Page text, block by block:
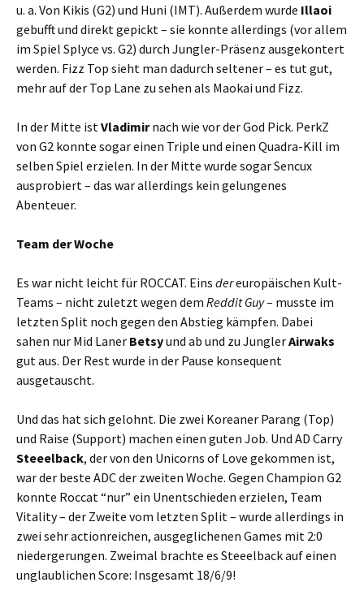
u. a. Von Kikis (G2) und Huni (IMT). Außerdem wurde Illaoi
gebufft und direkt gepickt – sie konnte allerdings (vor allem
im Spiel Splyce vs. G2) durch Jungler-Präsenz ausgekontert
werden. Fizz Top sieht man dadurch seltener – es tut gut,
mehr auf der Top Lane zu sehen als Maokai und Fizz.
In der Mitte ist Vladimirnach wie vor der God Pick. PerkZ
von G2 konnte sogar einen Triple und einen Quadra-Kill im
selben Spiel erzielen. In der Mitte wurde sogar Sencux
ausprobiert – das war allerdings kein gelungenes
Abenteuer.
Team der Woche
Es war nicht leicht für ROCCAT. Eins dereuropäischen Kult-
Teams – nicht zuletzt wegen dem Reddit Guy– musste im
letzten Split noch gegen den Abstieg kämpfen. Dabei
sahen nur Mid Laner Betsyund ab und zu JunglerAirwaks
gut aus. Der Rest wurde in der Pause konsequent
ausgetauscht.
Und das hat sich gelohnt. Die zwei Koreaner Parang (Top)
und Raise (Support) machen einen guten Job. Und AD Carry
Steeelback, der von den Unicorns of Love gekommen ist,
war der beste ADC der zweiten Woche. Gegen Champion G2
konnte Roccat “nur” ein Unentschieden erzielen, Team
Vitality – der Zweite vom letzten Split – wurde allerdings in
zwei sehr actionreichen, ausgeglichenen Games mit 2:0
niedergerungen. Zweimal brachte es Steeelback auf einen
unglaublichen Score: Insgesamt 18/6/9!